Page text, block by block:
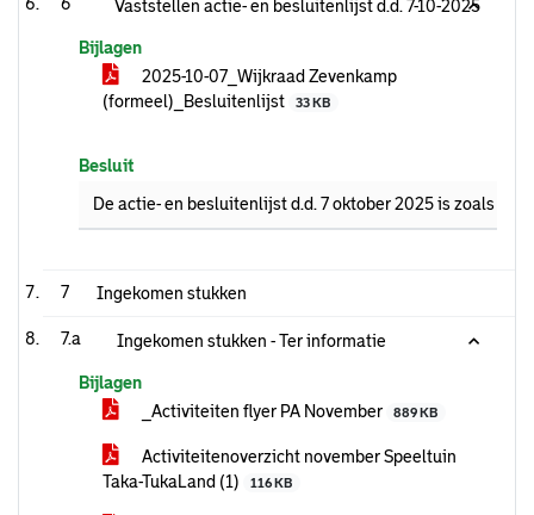
Vaststellen actie- en besluitenlijst d.d. 7-10-2025
Bijlagen
2025-10-07_Wijkraad Zevenkamp
(formeel)_Besluitenlijst
33 KB
Besluit
De actie- en besluitenlijst d.d. 7 oktober 2025 is zoals in
7 Ingekomen stukken
7.a Ingekomen stukken - Ter informatie
Bijlagen
_Activiteiten flyer PA November
889 KB
Activiteitenoverzicht november Speeltuin
Taka-TukaLand (1)
116 KB